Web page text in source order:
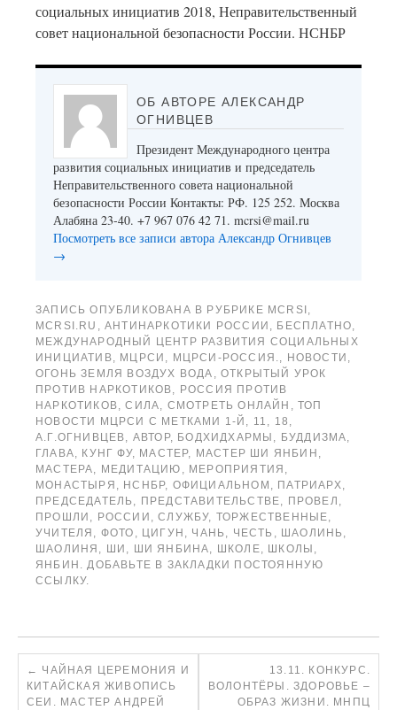
социальных инициатив 2018, Неправительственный
совет национальной безопасности России. НСНБР
ОБ АВТОРЕ АЛЕКСАНДР
ОГНИВЦЕВ
Президент Международного центра
развития социальных инициатив и председатель
Неправительственного совета национальной
безопасности России Контакты: РФ. 125 252. Москва
Алабяна 23-40. +7 967 076 42 71. mcrsi@mail.ru
Посмотреть все записи автора Александр Огнивцев
→
ЗАПИСЬ ОПУБЛИКОВАНА В РУБРИКЕ MCRSI ,
MCRSI.RU ,АНТИНАРКОТИКИ РОССИИ , БЕСПЛАТНО,
МЕЖДУНАРОДНЫЙ ЦЕНТР РАЗВИТИЯ СОЦИАЛЬНЫХ
ИНИЦИАТИВ, МЦРСИ , МЦРСИ-РОССИЯ., НОВОСТИ ,
ОГОНЬ ЗЕМЛЯ ВОЗДУХ ВОДА ,ОТКРЫТЫЙ УРОК
ПРОТИВ НАРКОТИКОВ, РОССИЯ ПРОТИВ
НАРКОТИКОВ,СИЛА, СМОТРЕТЬ ОНЛАЙН ,ТОП
НОВОСТИ МЦРСИ С МЕТКАМИ 1-Й , 11 , 18 ,
А.Г.ОГНИВЦЕВ, АВТОР, БОДХИДХАРМЫ , БУДДИЗМА,
ГЛАВА, КУНГ ФУ, МАСТЕР, МАСТЕР ШИ ЯНБИН ,
МАСТЕРА, МЕДИТАЦИЮ , МЕРОПРИЯТИЯ ,
МОНАСТЫРЯ , НСНБР, ОФИЦИАЛЬНОМ , ПАТРИАРХ,
ПРЕДСЕДАТЕЛЬ, ПРЕДСТАВИТЕЛЬСТВЕ, ПРОВЕЛ ,
ПРОШЛИ , РОССИИ ,СЛУЖБУ, ТОРЖЕСТВЕННЫЕ,
УЧИТЕЛЯ , ФОТО , ЦИГУН , ЧАНЬ, ЧЕСТЬ , ШАОЛИНЬ,
ШАОЛИНЯ , ШИ , ШИ ЯНБИНА, ШКОЛЕ, ШКОЛЫ ,
ЯНБИН . ДОБАВЬТЕ В ЗАКЛАДКИ
ПОСТОЯННУЮ
ССЫЛКУ.
← ЧАЙНАЯ ЦЕРЕМОНИЯ И
КИТАЙСКАЯ ЖИВОПИСЬ
СЕИ. МАСТЕР АНДРЕЙ
13.11. КОНКУРС.
ВОЛОНТЁРЫ. ЗДОРОВЬЕ –
ОБРАЗ ЖИЗНИ. МНПЦ